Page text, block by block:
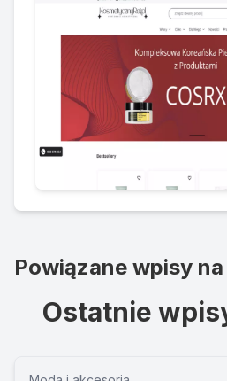
Powiązane wpisy
Ostatnie